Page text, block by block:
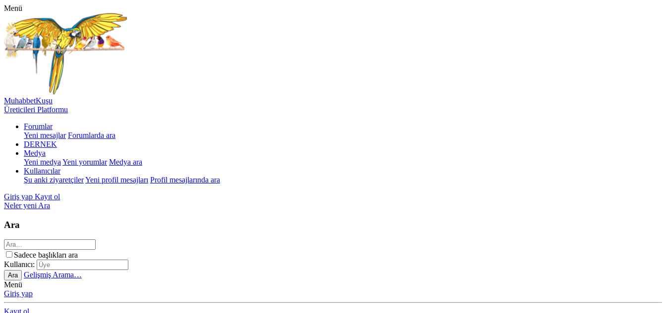
Menü
MuhabbetKuşu
Üreticileri Platformu
Forumlar
Yeni mesajlar Forumlarda ara
DERNEK
Medya
Yeni medya Yeni yorumlar Medya ara
Kullanıcılar
Şu anki ziyaretçilerYeni profil mesajları Profil mesajlarında ara
Giriş yap Kayıt ol
Neler yeni Ara
Ara
Sadece başlıkları ara
Kullanıcı:
Ara
Gelişmiş Arama…
Menü
Giriş yap